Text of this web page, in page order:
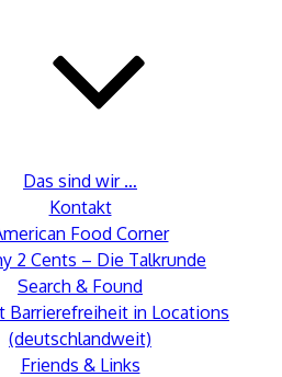
Das sind wir …
Kontakt
Food Corner
2 Cents – Die Talkrunde
Search & Found
Barrierefreiheit in Locations
(deutschlandweit)
Friends & Links